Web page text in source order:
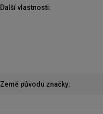
Další vlastnosti:
Země původu značky: